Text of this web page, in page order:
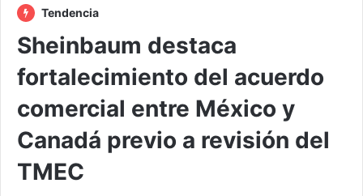
Tendencia
Sheinbaum destaca
fortalecimiento del acuerdo
comercial entre México y
Canadá previo a revisión del
TMEC